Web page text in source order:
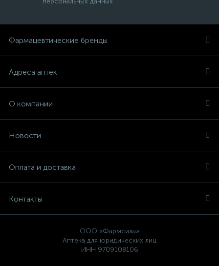
Фармацевтические бренды
Адреса аптек
О компании
Новости
Оплата и доставка
Контакты
ООО «Фармсила»
Аптека для юридических лиц
ИНН 9709108106